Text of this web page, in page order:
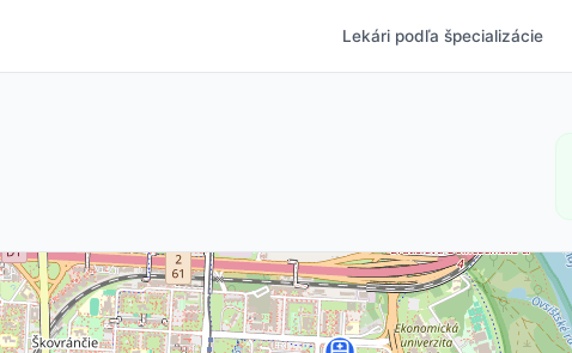
Lekári podľa špecializácie